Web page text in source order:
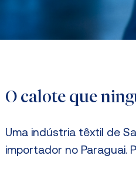
O calote que
Uma indústria têxtil de
importador no Paraguai.